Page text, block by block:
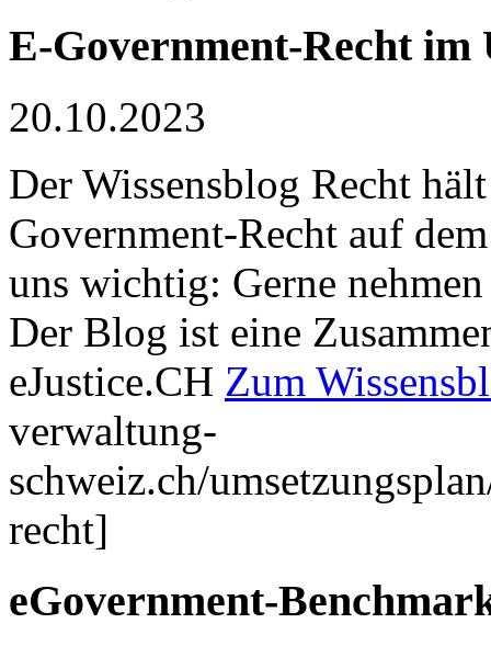
E-Government-Recht im
20.10.2023
Der Wissensblog Recht
Government-Recht auf
uns wichtig: Gerne
Der Blog ist eine
eJustice.CH Zum
verwaltung-
schweiz.ch/
recht]
eGovernment-